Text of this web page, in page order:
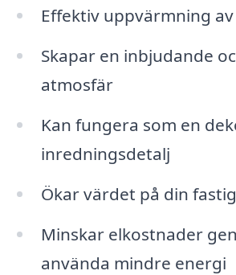
Effektiv uppvärmning
Skapar en inbjudande
atmosfär
Kan fungera som en
inredningsdetalj
Ökar värdet på din
Minskar elkostnader
använda mindre energi